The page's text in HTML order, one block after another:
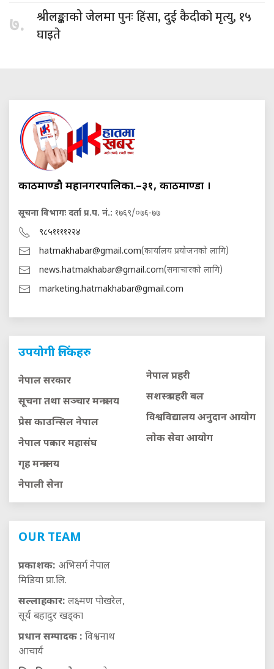
७. श्रीलङ्काको जेलमापुनः हिंसा, दुई कैदीको मृत्यु, १५
घाइते
काठमाण्डौ महानगरपालिका.–३१, काठमाण्डौं ।
सूचना विभागः दर्ता प्र.प. नं.: १७६९/०७६-७७
९८५११११२२४
hatmakhabar@gmail.com(कार्यालय प्रयोजनको लागि)
news.hatmakhabar@gmail.com(समाचारको लागि)
marketing.hatmakhabar@gmail.com
उपयोगी लिंकहरु
नेपाल सरकार
सूचना तथा सञ्चार मन्त्रालय
प्रेस काउन्सिल नेपाल
नेपाल पत्रकार महासंघ
गृह मन्त्रालय
नेपाली सेना
नेपाल प्रहरी
सशस्त्र प्रहरी बल
विश्वविद्यालय अनुदान आयाेग
लाेक सेवा आयाेग
OUR TEAM
प्रकाशक: अभिसर्ग नेपाल
मिडिया प्रा.लि.
सल्लाहकार: लक्ष्मण पोखरेल,
सूर्य बहादुर खड्का
प्रधान सम्पादक : विश्वनाथ
आचार्य